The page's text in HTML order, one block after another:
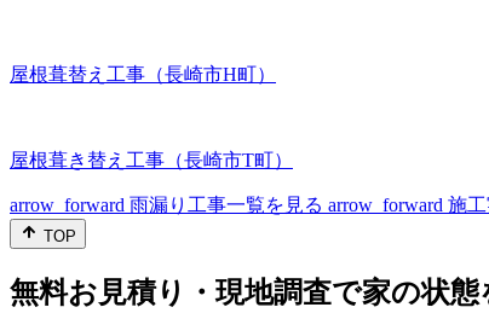
屋根葺替え工事（長崎市H町）
屋根葺き替え工事（長崎市T町）
arrow_forward 雨漏り工事一覧を見る arrow_forward 施
TOP
無料お見積り・現地調査で家の状態